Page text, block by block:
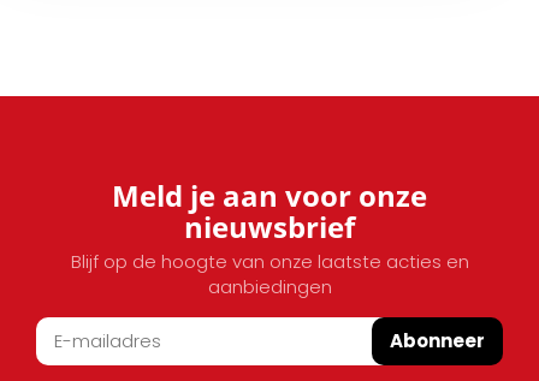
Meld je aan voor onze
nieuwsbrief
Blijf op de hoogte van onze laatste acties en
aanbiedingen
Abonneer